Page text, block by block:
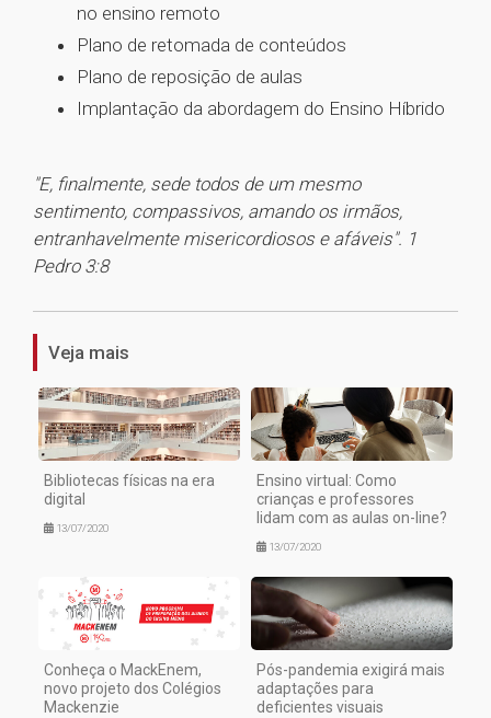
no ensino remoto
Plano de retomada de conteúdos
Plano de reposição de aulas
Implantação da abordagem do Ensino Híbrido
"E, finalmente, sede todos de um mesmo
sentimento, compassivos, amando os irmãos,
entranhavelmente misericordiosos e afáveis". 1
Pedro 3:8
Veja mais
Bibliotecas físicas na era
digital
13/07/2020
Ensino virtual: Como
crianças e professores
lidam com as aulas on-line?
13/07/2020
Conheça o MackEnem,
novo projeto dos Colégios
Mackenzie
Pós-pandemia exigirá mais
adaptações para
deficientes visuais